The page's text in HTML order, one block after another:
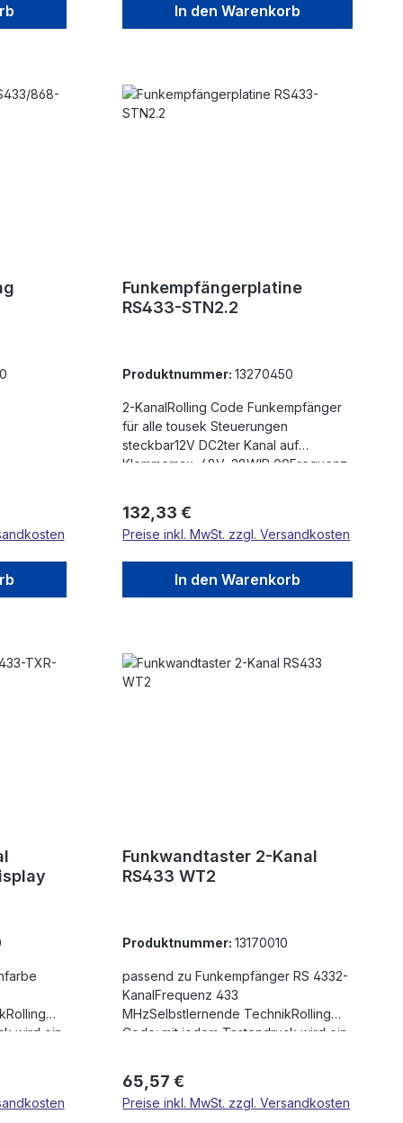
in
In den Warenkorb
Funkempfängerplatine
RS433-STN2.2
Produktnummer:13270450
2-KanalRolling Code Funkempfänger
für alle tousek Steuerungen
steckbar12V DC2ter Kanal auf
Klemmemax. 48V, 28WIP 00Frequenz
Tastendruck wird ein neuer Code
ausgesendet, jeder Sender ist ein
EinzelstückIn Kombination mit einer
Antenne bis zu 200m ReichweiteBis
85 verschiedene Handsender können
Regulärer Preis:
132,33 €
Preise inkl. MwSt. zzgl. Versandkosten
In den Warenkorb
wird ein
200m
Funkwandtaster 2-Kanal
RS433 WT2
Produktnummer:13170010
passend zu Funkempfänger RS 4332-
KanalFrequenz 433
MHzSelbstlernende TechnikRolling
Code: mit jedem Tastendruck wird ein
Kombination mit Antenne bis zu 200m
ReichweiteBis 85 verschiedene
Regulärer Preis:
65,57 €
Preise inkl. MwSt. zzgl. Versandkosten